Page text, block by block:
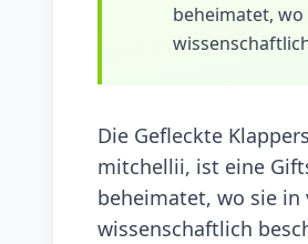
beheimatet,
Die Gefleckte
mitchellii, ist eine
beheimatet, wo sie in
wissenschaftlich